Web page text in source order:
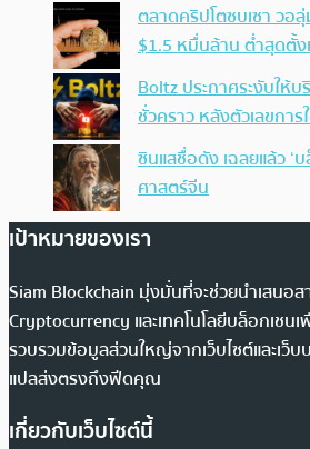
ตลาดคริปโตซบเซา วอ
$1.5 หมื่นล้าน ต่ำสุดตั้
Boltz ประกาศระงับให้
ชั่วคราว หลังตัวเลขกา
ซินแสชื่อดัง เฉลยแล้ว ‘บ
ศาสตร์จีน
เป้าหมายของเรา
Siam Blockchain มุ่งมั่นที่จะช่วยนำเสนอส
Cryptocurrency และเทคโนโลยีบล็อกเชน
รวบรวมข้อมูลส่วนใหญ่จากเว็บไซต์และเว็บ
แปลส่งตรงถึงฟีดคุณ
เกี่ยวกับเว็บไซต์นี้